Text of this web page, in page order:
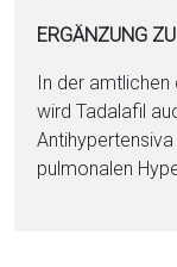
ERGÄNZUNG
In der amtlichen
wird Tadalafil
pulmonalen